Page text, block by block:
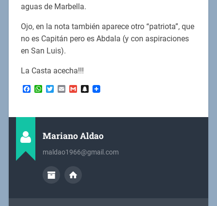
aguas de Marbella.
Ojo, en la nota también aparece otro “patriota”, que
no es Capitán pero es Abdala (y con aspiraciones
en San Luis).
La Casta acecha!!!
Facebook
WhatsApp
Twitter
EmailGmailSnapchat
Mariano Aldao
maldao1966@gmail.com